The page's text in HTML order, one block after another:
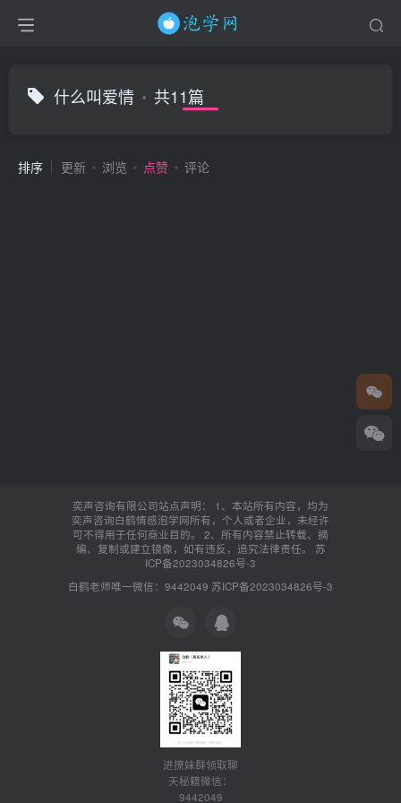
什么叫爱情 共11篇
排序 更新 浏览 点赞 评论
奕声咨询有限公司站点声明： 1、本站所有内容，均为
奕声咨询白鹤情感泡学网所有，个人或者企业，未经许
可不得用于任何商业目的。 2、所有内容禁止转载、摘
编、复制或建立镜像，如有违反，追究法律责任。 苏
ICP备2023034826号-3
白鹤老师唯一微信：9442049 苏ICP备2023034826号-3
进撩妹群领取聊
天秘籍微信：
9442049